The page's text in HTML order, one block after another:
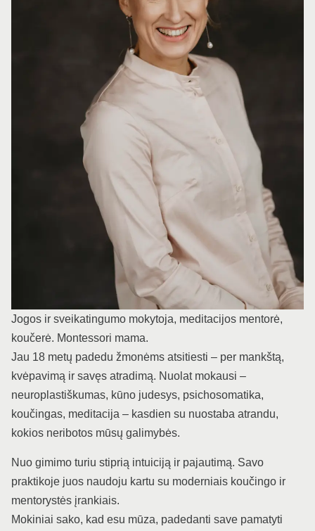
Jogos ir sveikatingumo mokytoja, meditacijos mentorė,
koučerė. Montessori mama.
Jau 18 metų padedu žmonėms atsitiesti – per mankštą,
kvėpavimą ir savęs atradimą. Nuolat mokausi –
neuroplastiškumas, kūno judesys, psichosomatika,
koučingas, meditacija – kasdien su nuostaba atrandu,
kokios neribotos mūsų galimybės.
Nuo gimimo turiu stiprią intuiciją ir pajautimą. Savo
praktikoje juos naudoju kartu su moderniais koučingo ir
mentorystės įrankiais.
Mokiniai sako, kad esu mūza, padedanti save pamatyti